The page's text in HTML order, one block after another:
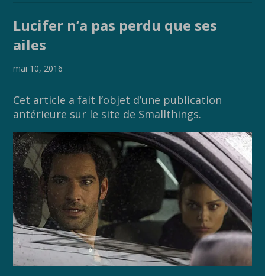
e
b
o
o
itt
er y
k
g
Lucifer n’a pas perdu que ses
ailes
mai 10, 2016
Cet article a fait l’objet d’une publication
antérieure sur le site de Smallthings.